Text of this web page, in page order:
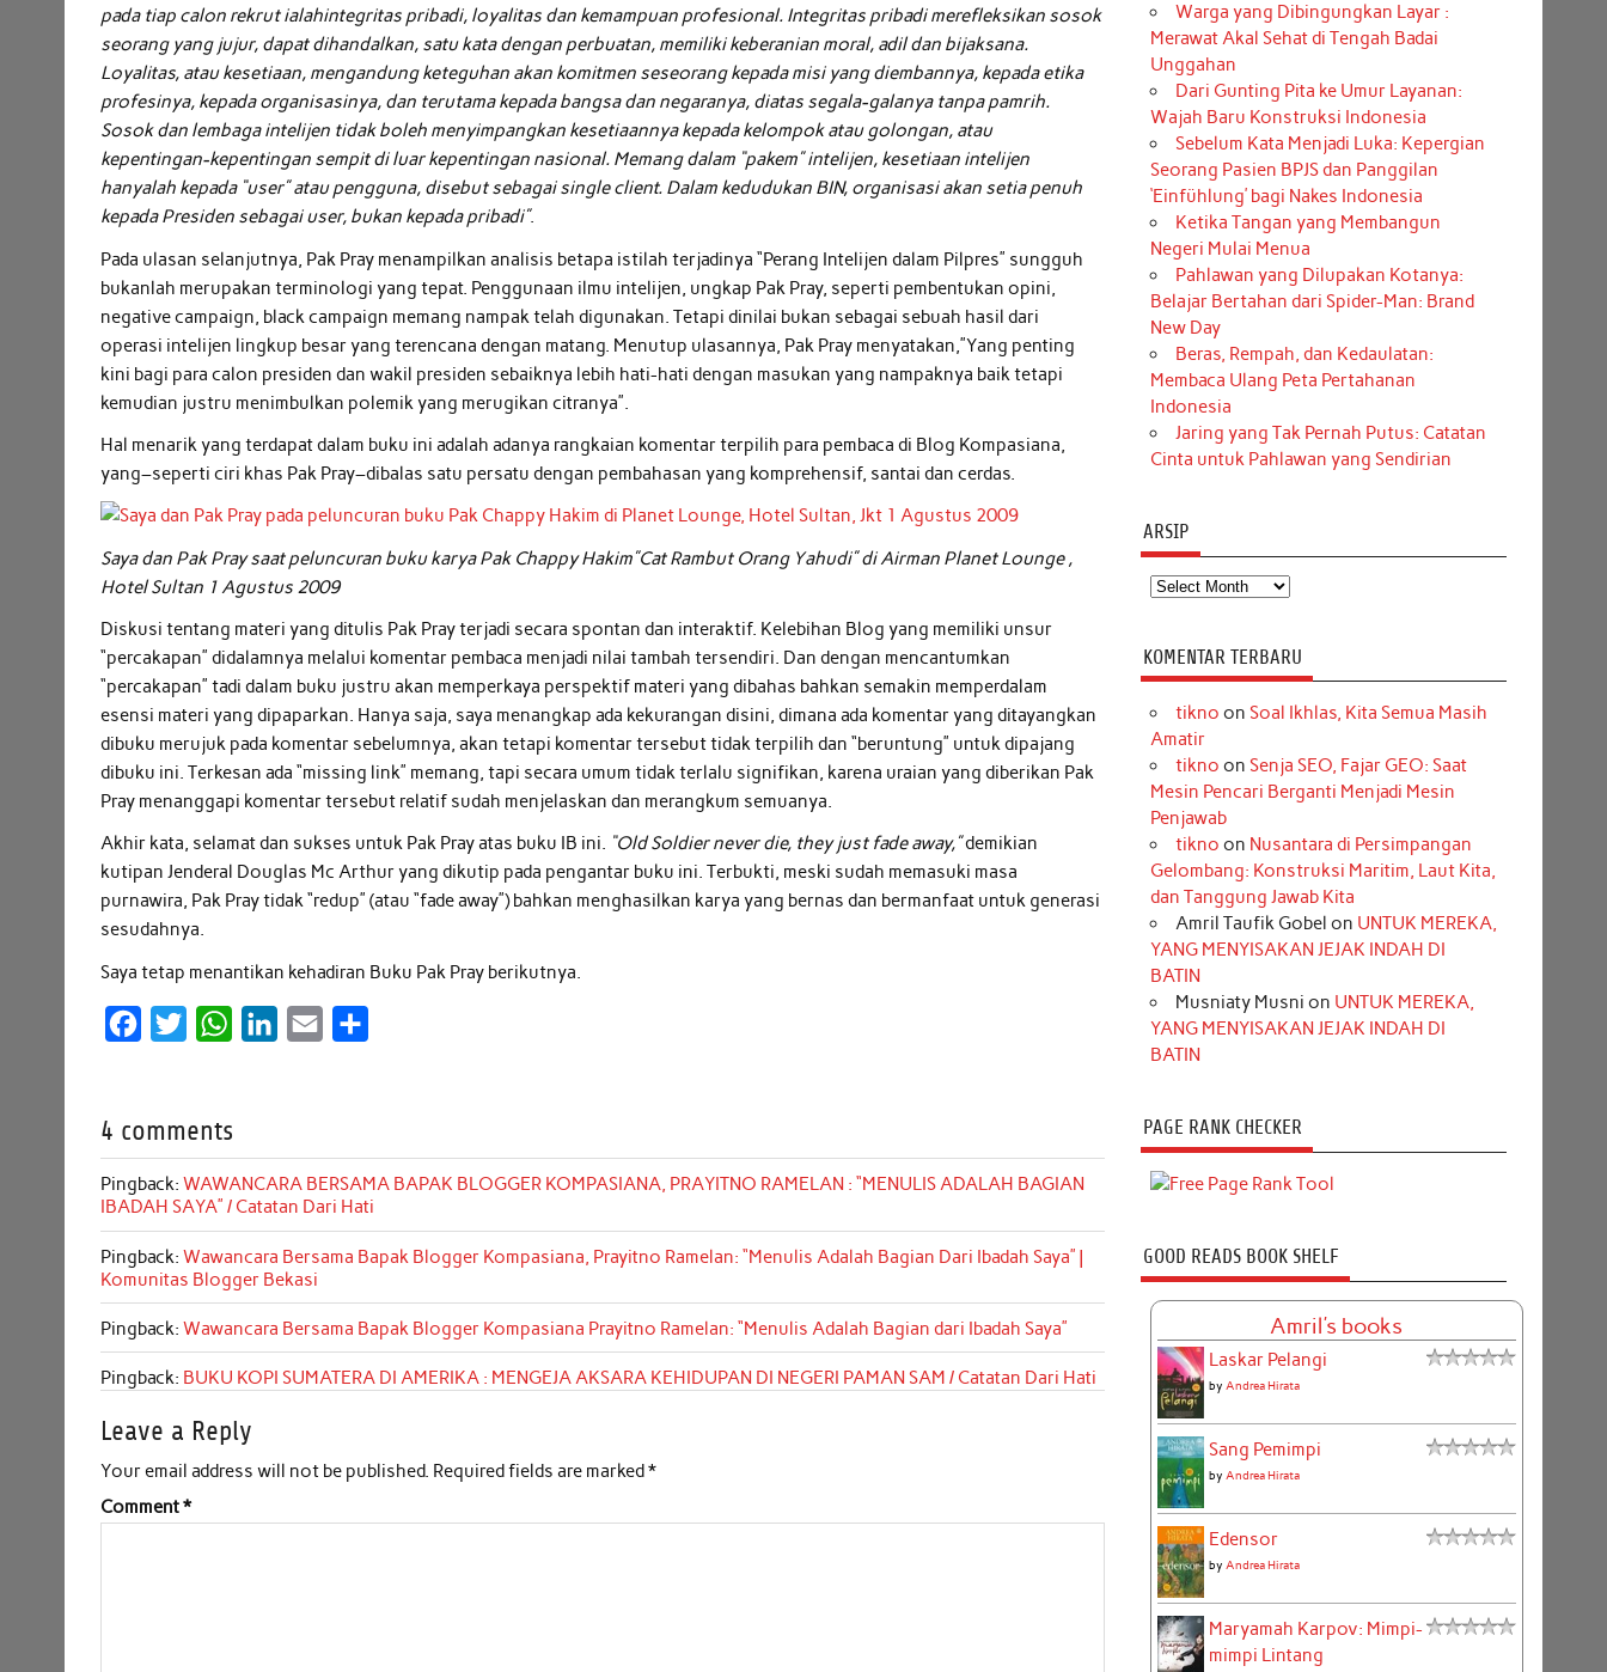
pada tiap calon rekrut ialahintegritas pribadi, loyalitas dan kemampuan profesional. Integritas pribadi merefleksikan sosok
seorang yang jujur, dapat dihandalkan, satu kata dengan perbuatan, memiliki keberanian moral, adil dan bijaksana.
Loyalitas, atau kesetiaan, mengandung keteguhan akan komitmen seseorang kepada misi yang diembannya, kepada etika
profesinya, kepada organisasinya, dan terutama kepada bangsa dan negaranya, diatas segala-galanya tanpa pamrih.
Sosok dan lembaga intelijen tidak boleh menyimpangkan kesetiaannya kepada kelompok atau golongan, atau
kepentingan-kepentingan sempit di luar kepentingan nasional. Memang dalam “pakem” intelijen, kesetiaan intelijen
hanyalah kepada “user” atau pengguna, disebut sebagai single client. Dalam kedudukan BIN, organisasi akan setia penuh
kepada Presiden sebagai user, bukan kepada pribadi”.
Pada ulasan selanjutnya, Pak Pray menampilkan analisis betapa istilah terjadinya “Perang Intelijen dalam Pilpres” sungguh
bukanlah merupakan terminologi yang tepat. Penggunaan ilmu intelijen, ungkap Pak Pray, seperti pembentukan opini,
negative campaign, black campaign memang nampak telah digunakan. Tetapi dinilai bukan sebagai sebuah hasil dari
operasi intelijen lingkup besar yang terencana dengan matang. Menutup ulasannya, Pak Pray menyatakan,”Yang penting
kini bagi para calon presiden dan wakil presiden sebaiknya lebih hati-hati dengan masukan yang nampaknya baik tetapi
kemudian justru menimbulkan polemik yang merugikan citranya”.
Hal menarik yang terdapat dalam buku ini adalah adanya rangkaian komentar terpilih para pembaca di Blog Kompasiana,
yang–seperti ciri khas Pak Pray–dibalas satu persatu dengan pembahasan yang komprehensif, santai dan cerdas.
Saya dan Pak Pray saat peluncuran buku karya Pak Chappy Hakim”Cat Rambut Orang Yahudi” di Airman Planet Lounge ,
Hotel Sultan 1 Agustus 2009
Diskusi tentang materi yang ditulis Pak Pray terjadi secara spontan dan interaktif. Kelebihan Blog yang memiliki unsur
“percakapan” didalamnya melalui komentar pembaca menjadi nilai tambah tersendiri. Dan dengan mencantumkan
“percakapan” tadi dalam buku justru akan memperkaya perspektif materi yang dibahas bahkan semakin memperdalam
esensi materi yang dipaparkan. Hanya saja, saya menangkap ada kekurangan disini, dimana ada komentar yang ditayangkan
dibuku merujuk pada komentar sebelumnya, akan tetapi komentar tersebut tidak terpilih dan “beruntung” untuk dipajang
dibuku ini. Terkesan ada “missing link” memang, tapi secara umum tidak terlalu signifikan, karena uraian yang diberikan Pak
Pray menanggapi komentar tersebut relatif sudah menjelaskan dan merangkum semuanya.
Akhir kata, selamat dan sukses untuk Pak Pray atas buku IB ini. “Old Soldier never die, they just fade away,”demikian
kutipan Jenderal Douglas Mc Arthur yang dikutip pada pengantar buku ini. Terbukti, meski sudah memasuki masa
purnawira, Pak Pray tidak “redup” (atau “fade away”) bahkan menghasilkan karya yang bernas dan bermanfaat untuk generasi
sesudahnya.
Saya tetap menantikan kehadiran Buku Pak Pray berikutnya.
e
b
o
o
k
t
t
e
r
W
s
A
p
p
e
d
I
n
l
e
4 comments
Pingback:WAWANCARA BERSAMA BAPAK BLOGGER KOMPASIANA, PRAYITNO RAMELAN : “MENULIS ADALAH BAGIAN
IBADAH SAYA” / Catatan Dari Hati
Pingback:Wawancara Bersama Bapak Blogger Kompasiana, Prayitno Ramelan: “Menulis Adalah Bagian Dari Ibadah Saya” |
Komunitas Blogger Bekasi
Pingback:Wawancara Bersama Bapak Blogger Kompasiana Prayitno Ramelan: “Menulis Adalah Bagian dari Ibadah Saya”
Pingback: BUKU KOPI SUMATERA DI AMERIKA : MENGEJA AKSARA KEHIDUPAN DI NEGERI PAMAN SAM / Catatan Dari Hati
Leave a Reply
Your email address will not be published. Required fields are marked*
Comment*
Warga yang Dibingungkan Layar :
Merawat Akal Sehat di Tengah Badai
Unggahan
Dari Gunting Pita ke Umur Layanan:
Wajah Baru Konstruksi Indonesia
Sebelum Kata Menjadi Luka: Kepergian
Seorang Pasien BPJS dan Panggilan
‘Einfühlung’ bagi Nakes Indonesia
Ketika Tangan yang Membangun
Negeri Mulai Menua
Pahlawan yang Dilupakan Kotanya:
Belajar Bertahan dari Spider-Man: Brand
New Day
Beras, Rempah, dan Kedaulatan:
Membaca Ulang Peta Pertahanan
Indonesia
Jaring yang Tak Pernah Putus: Catatan
Cinta untuk Pahlawan yang Sendirian
ARSIP
Arsip
KOMENTAR TERBARU
tikno on Soal Ikhlas, Kita Semua Masih
Amatir
tikno on Senja SEO, Fajar GEO: Saat
Mesin Pencari Berganti Menjadi Mesin
Penjawab
tikno on Nusantara di Persimpangan
Gelombang: Konstruksi Maritim, Laut Kita,
dan Tanggung Jawab Kita
Amril Taufik Gobel on UNTUK MEREKA,
YANG MENYISAKAN JEJAK INDAH DI
BATIN
Musniaty Musni on UNTUK MEREKA,
YANG MENYISAKAN JEJAK INDAH DI
BATIN
PAGE RANK CHECKER
GOOD READS BOOK SHELF
Amril's books
Laskar Pelangi
by Andrea Hirata
Sang Pemimpi
by Andrea Hirata
Edensor
by Andrea Hirata
Maryamah Karpov: Mimpi-
mimpi Lintang